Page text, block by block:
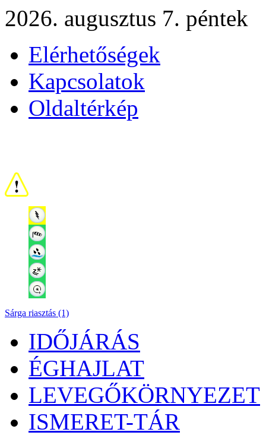
2026. augusztus 7. péntek
Elérhetőségek
Kapcsolatok
Oldaltérkép
Sárga riasztás (1)
IDŐJÁRÁS
ÉGHAJLAT
LEVEGŐKÖRNYEZET
ISMERET-TÁR